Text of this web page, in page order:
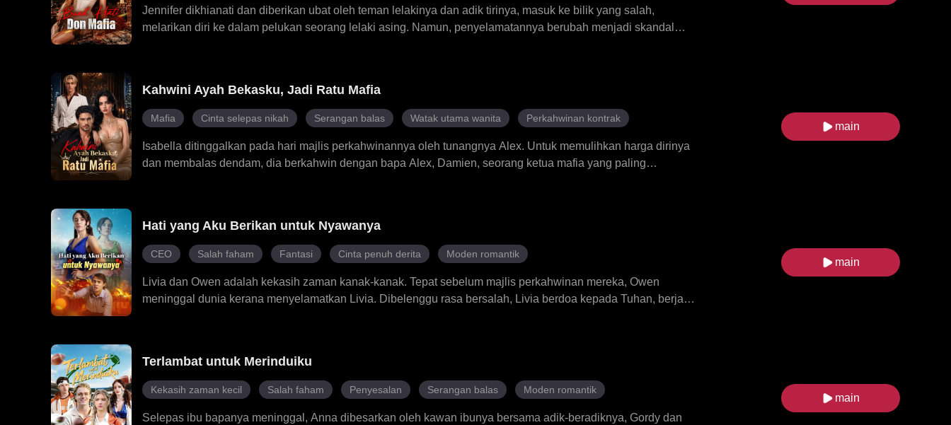
Jennifer dikhianati dan diberikan ubat oleh teman lelakinya dan adik tirinya, masuk ke bilik yang salah,
melarikan diri ke dalam pelukan seorang lelaki asing. Namun, penyelamatannya berubah menjadi skandal
Don itu.
Kahwini Ayah Bekasku, Jadi Ratu Mafia
Mafia Cinta selepas nikah Serangan balas Watak utama wanita Perkahwinan kontrak
Isabella ditinggalkan pada hari majlis perkahwinannya oleh tunangnya Alex. Untuk memulihkan harga dirinya
dan membalas dendam, dia berkahwin dengan bapa Alex, Damien, seorang ketua mafia yang paling
Sepanjang perjalanannya, perkahwinan kontrak yang dingin dengan Damien itu berubah menjadi cinta yang
nyata, kuat dan tidak tergoyahkan.
main
Hati yang Aku Berikan untuk Nyawanya
CEO Salah faham Fantasi Cinta penuh derita Moden romantik
Livia dan Owen adalah kekasih zaman kanak-kanak. Tepat sebelum majlis perkahwinan mereka, Owen
meninggal dunia kerana menyelamatkan Livia. Dibelenggu rasa bersalah, Livia berdoa kepada Tuhan, berjanji
terbongkar – bahawa Livia adalah orang yang menyelamatkan nyawa Cassian – dan Livia bersiap untuk pergi,
Cassian dihantui rasa kesal dan mula dengan usaha gigih untuk menawan kembali hati Livia. Namun, Livia
kini lebih fokus dalam membantu Owen mendapatkan semula ingatannya. Apakah pilihan yang akan dibuat
Livia?
main
Terlambat untuk Merinduiku
Kekasih zaman kecil Salah faham Penyesalan Serangan balas Moden romantik
Selepas ibu bapanya meninggal, Anna dibesarkan oleh kawan ibunya bersama adik-beradiknya, Gordy dan
main